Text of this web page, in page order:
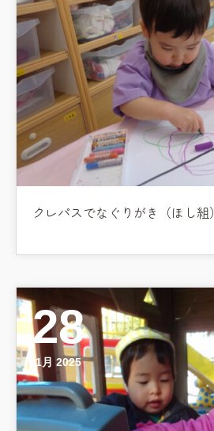
クレパスでなぐりがき（ほし組）
28
1月 2025